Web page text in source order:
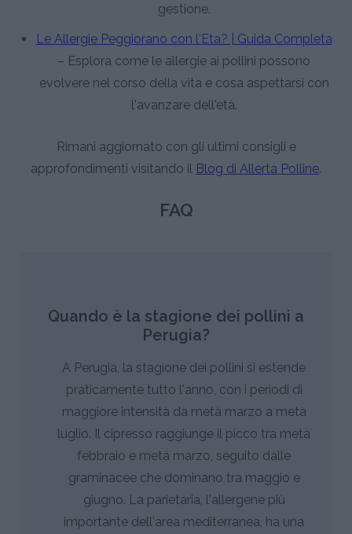
gestione.
Le Allergie Peggiorano con l'Eta? | Guida Completa
– Esplora come le allergie ai pollini possono
evolvere nel corso della vita e cosa aspettarsi con
l'avanzare dell'età.
Rimani aggiornato con gli ultimi consigli e
approfondimenti visitando il Blog di Allerta Polline.
FAQ
Quando è la stagione dei pollini a
Perugia?
A Perugia, la stagione dei pollini si estende
praticamente tutto l'anno, con i periodi di
maggiore intensità da metà marzo a metà
luglio. Il cipresso raggiunge il picco tra metà
febbraio e metà marzo, seguito dalle
graminacee che dominano tra maggio e
giugno. La parietaria, l'allergene più
importante dell'area mediterranea, ha una